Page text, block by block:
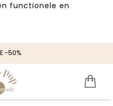
functionele en
-50%